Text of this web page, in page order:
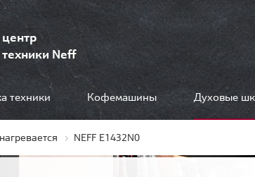
Neff
техники Кофемашины Духовые
NEFF E1432N0